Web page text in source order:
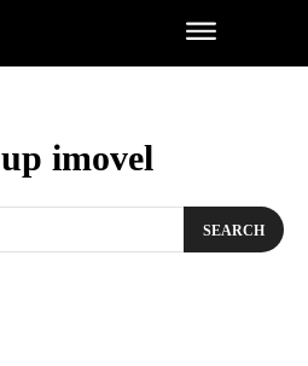
up imovel
SEARCH